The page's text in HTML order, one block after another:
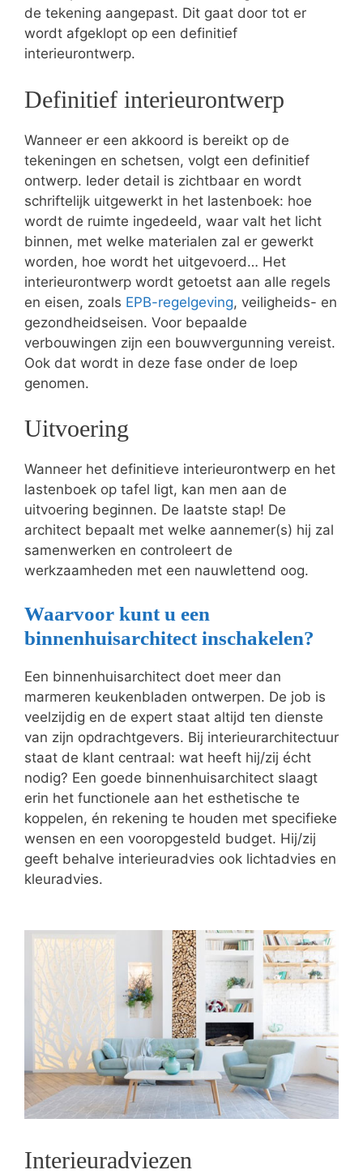
de tekening aangepast. Dit gaat door tot er
wordt afgeklopt op een definitief
interieurontwerp.
Definitief interieurontwerp
Wanneer er een akkoord is bereikt op de
tekeningen en schetsen, volgt een definitief
ontwerp. Ieder detail is zichtbaar en wordt
schriftelijk uitgewerkt in het lastenboek: hoe
wordt de ruimte ingedeeld, waar valt het licht
binnen, met welke materialen zal er gewerkt
worden, hoe wordt het uitgevoerd… Het
interieurontwerp wordt getoetst aan alle regels
en eisen, zoals EPB-regelgeving, veiligheids- en
gezondheidseisen. Voor bepaalde
verbouwingen zijn een bouwvergunning vereist.
Ook dat wordt in deze fase onder de loep
genomen.
Uitvoering
Wanneer het definitieve interieurontwerp en het
lastenboek op tafel ligt, kan men aan de
uitvoering beginnen. De laatste stap! De
architect bepaalt met welke aannemer(s) hij zal
samenwerken en controleert de
werkzaamheden met een nauwlettend oog.
Waarvoor kunt u een
binnenhuisarchitect inschakelen?
Een binnenhuisarchitect doet meer dan
marmeren keukenbladen ontwerpen. De job is
veelzijdig en de expert staat altijd ten dienste
van zijn opdrachtgevers. Bij interieurarchitectuur
staat de klant centraal: wat heeft hij/zij écht
nodig? Een goede binnenhuisarchitect slaagt
erin het functionele aan het esthetische te
koppelen, én rekening te houden met specifieke
wensen en een vooropgesteld budget. Hij/zij
geeft behalve interieuradvies ook lichtadvies en
kleuradvies.
Interieuradviezen